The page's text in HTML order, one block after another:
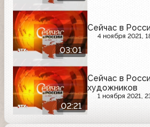
03:01
Сейчас в
4 ноября 2021,
02:21
Сейчас в
художников
1 ноября 2021,